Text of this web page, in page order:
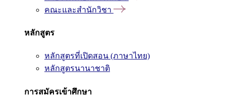
คณะและสำนักวิชา
หลักสูตร
หลักสูตรที่เปิดสอน (ภาษาไทย)
หลักสูตรนานาชาติ
การสมัครเข้าศึกษา